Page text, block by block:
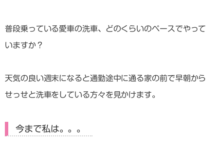
普段乗っている愛車の洗車、どのくらいのペースでやって
いますか？
天気の良い週末になると通勤途中に通る家の前で早朝から
せっせと洗車をしている方々を見かけます。
今まで私は。。。